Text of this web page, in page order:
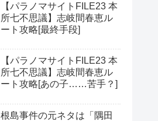
【パラノマサイトFILE23 本
所七不思議】志岐間春恵ル
ート攻略[最終手段]
【パラノマサイトFILE23 本
所七不思議】志岐間春恵ル
ート攻略[あの子……苦手？]
根島事件の元ネタは「隅田